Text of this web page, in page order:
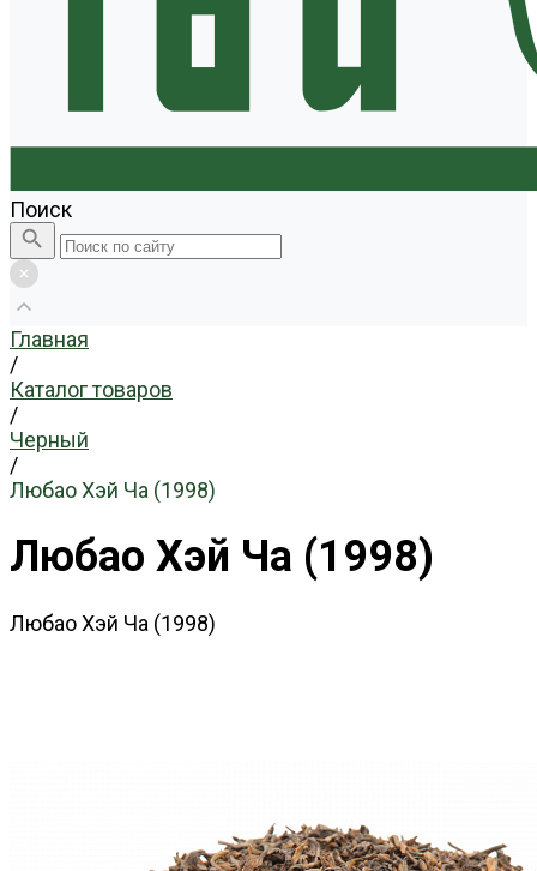
Поиск
Главная
/
Каталог товаров
/
Черный
/
Любао Хэй Ча (1998)
Любао Хэй Ча (1998)
Любао Хэй Ча (1998)